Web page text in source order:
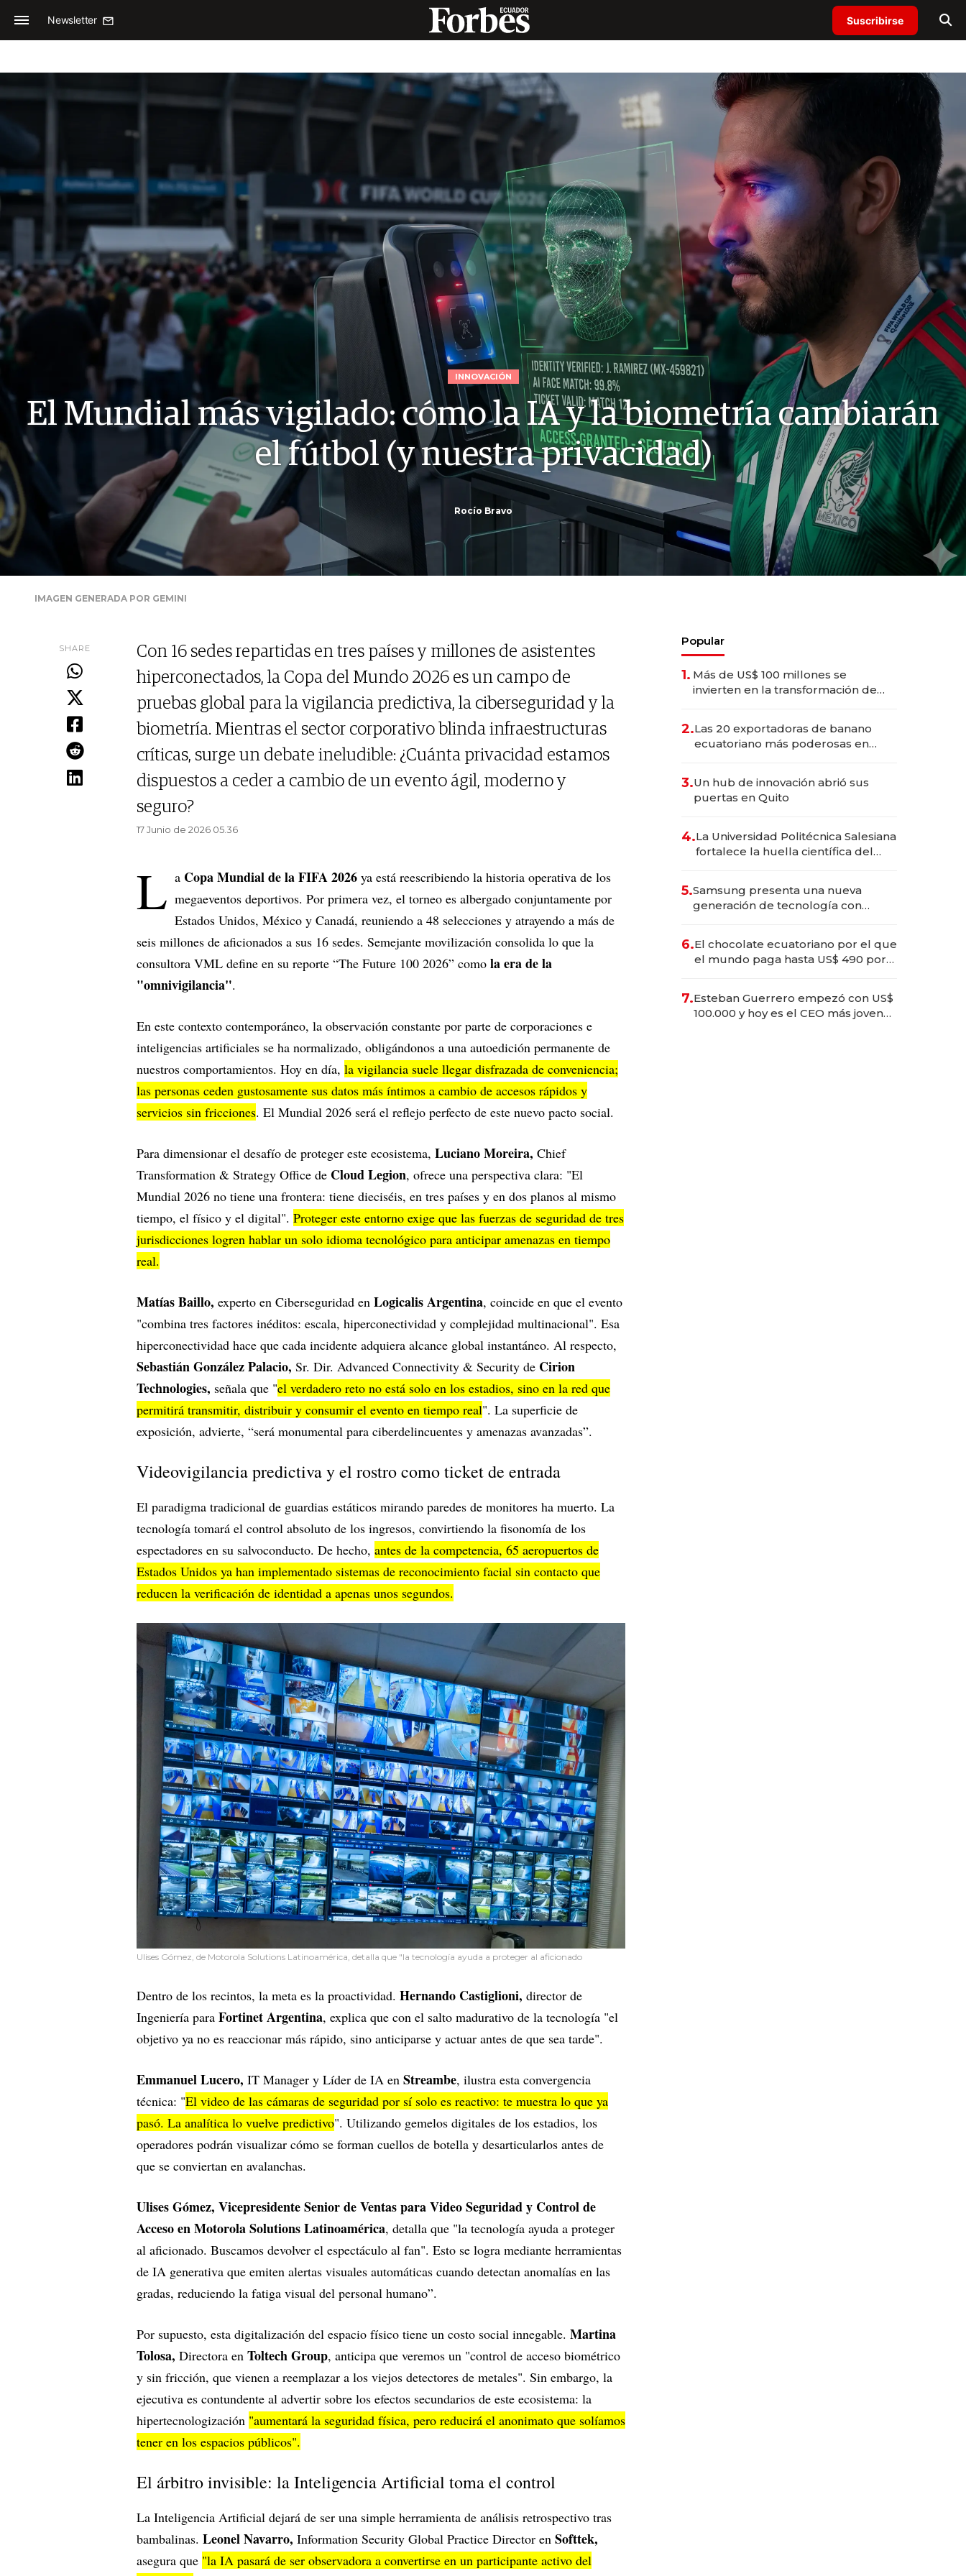
Newsletter Suscribirse
INNOVACIÓN
El Mundial más vigilado: cómo la IA y la biometría cambiarán
el fútbol (y nuestra privacidad)
Rocío Bravo
IMAGEN GENERADA POR GEMINI
SHARE
Con 16 sedes repartidas en tres países y millones de asistentes
hiperconectados, la Copa del Mundo 2026 es un campo de
pruebas global para la vigilancia predictiva, la ciberseguridad y la
biometría. Mientras el sector corporativo blinda infraestructuras
críticas, surge un debate ineludible: ¿Cuánta privacidad estamos
dispuestos a ceder a cambio de un evento ágil, moderno y
seguro?
17 Junio de 2026 05.36
L a Copa Mundial de la FIFA 2026 ya está reescribiendo la historia operativa de los
megaeventos deportivos. Por primera vez, el torneo es albergado conjuntamente por
Estados Unidos, México y Canadá, reuniendo a 48 selecciones y atrayendo a más de
seis millones de aficionados a sus 16 sedes. Semejante movilización consolida lo que la
consultora VML define en su reporte “The Future 100 2026” como la era de la
"omnivigilancia".
En este contexto contemporáneo, la observación constante por parte de corporaciones e
inteligencias artificiales se ha normalizado, obligándonos a una autoedición permanente de
nuestros comportamientos. Hoy en día, la vigilancia suele llegar disfrazada de conveniencia;
las personas ceden gustosamente sus datos más íntimos a cambio de accesos rápidos y
servicios sin fricciones. El Mundial 2026 será el reflejo perfecto de este nuevo pacto social.
Para dimensionar el desafío de proteger este ecosistema, Luciano Moreira, Chief
Transformation & Strategy Office de Cloud Legion, ofrece una perspectiva clara: "El
Mundial 2026 no tiene una frontera: tiene dieciséis, en tres países y en dos planos al mismo
tiempo, el físico y el digital". Proteger este entorno exige que las fuerzas de seguridad de tres
jurisdicciones logren hablar un solo idioma tecnológico para anticipar amenazas en tiempo
real.
Matías Baillo, experto en Ciberseguridad en Logicalis Argentina, coincide en que el evento
"combina tres factores inéditos: escala, hiperconectividad y complejidad multinacional". Esa
hiperconectividad hace que cada incidente adquiera alcance global instantáneo. Al respecto,
Sebastián González Palacio, Sr. Dir. Advanced Connectivity & Security de Cirion
Technologies, señala que "el verdadero reto no está solo en los estadios, sino en la red que
permitirá transmitir, distribuir y consumir el evento en tiempo real". La superficie de
exposición, advierte, “será monumental para ciberdelincuentes y amenazas avanzadas”.
Videovigilancia predictiva y el rostro como ticket de entrada
El paradigma tradicional de guardias estáticos mirando paredes de monitores ha muerto. La
tecnología tomará el control absoluto de los ingresos, convirtiendo la fisonomía de los
espectadores en su salvoconducto. De hecho, antes de la competencia, 65 aeropuertos de
Estados Unidos ya han implementado sistemas de reconocimiento facial sin contacto que
reducen la verificación de identidad a apenas unos segundos.
Ulises Gómez, de Motorola Solutions Latinoamérica, detalla que "la tecnología ayuda a proteger al aficionado
Dentro de los recintos, la meta es la proactividad. Hernando Castiglioni, director de
Ingeniería para Fortinet Argentina, explica que con el salto madurativo de la tecnología "el
objetivo ya no es reaccionar más rápido, sino anticiparse y actuar antes de que sea tarde".
Emmanuel Lucero, IT Manager y Líder de IA en Streambe, ilustra esta convergencia
técnica: "El video de las cámaras de seguridad por sí solo es reactivo: te muestra lo que ya
pasó. La analítica lo vuelve predictivo". Utilizando gemelos digitales de los estadios, los
operadores podrán visualizar cómo se forman cuellos de botella y desarticularlos antes de
que se conviertan en avalanchas.
Ulises Gómez, Vicepresidente Senior de Ventas para Video Seguridad y Control de
Acceso en Motorola Solutions Latinoamérica, detalla que "la tecnología ayuda a proteger
al aficionado. Buscamos devolver el espectáculo al fan". Esto se logra mediante herramientas
de IA generativa que emiten alertas visuales automáticas cuando detectan anomalías en las
gradas, reduciendo la fatiga visual del personal humano”.
Por supuesto, esta digitalización del espacio físico tiene un costo social innegable. Martina
Tolosa, Directora en Toltech Group, anticipa que veremos un "control de acceso biométrico
y sin fricción, que vienen a reemplazar a los viejos detectores de metales". Sin embargo, la
ejecutiva es contundente al advertir sobre los efectos secundarios de este ecosistema: la
hipertecnologización "aumentará la seguridad física, pero reducirá el anonimato que solíamos
tener en los espacios públicos".
El árbitro invisible: la Inteligencia Artificial toma el control
La Inteligencia Artificial dejará de ser una simple herramienta de análisis retrospectivo tras
bambalinas. Leonel Navarro, Information Security Global Practice Director en Softtek,
asegura que "la IA pasará de ser observadora a convertirse en un participante activo del
Popular
1. Más de US$ 100 millones se
invierten en la transformación de
2.Las 20 exportadoras de banano
ecuatoriano más poderosas en
3.Un hub de innovación abrió sus
puertas en Quito
4.La Universidad Politécnica Salesiana
fortalece la huella científica del
5.Samsung presenta una nueva
generación de tecnología con
6.El chocolate ecuatoriano por el que
el mundo paga hasta US$ 490 por
7.Esteban Guerrero empezó con US$
100.000 y hoy es el CEO más joven